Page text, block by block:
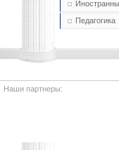
Педагогика
Наши партнеры: